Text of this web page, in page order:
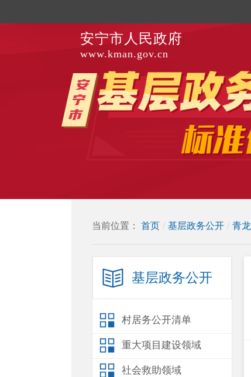
安宁市人民政府
www.kman.gov.cn
当前位置： 首页 / 基层政务公开 / 青龙
基层政务公开
村居务公开清单
重大项目建设领域
社会救助领域